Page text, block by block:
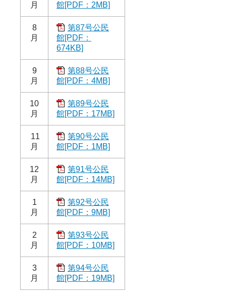
月
館[PDF：2MB]
8
月
第87号公民
館[PDF：
674KB]
9
月
第88号公民
館[PDF：4MB]
10
月
第89号公民
館[PDF：17MB]
11
月
第90号公民
館[PDF：1MB]
12
月
第91号公民
館[PDF：14MB]
1
月
第92号公民
館[PDF：9MB]
2
月
第93号公民
館[PDF：10MB]
3
月
第94号公民
館[PDF：19MB]